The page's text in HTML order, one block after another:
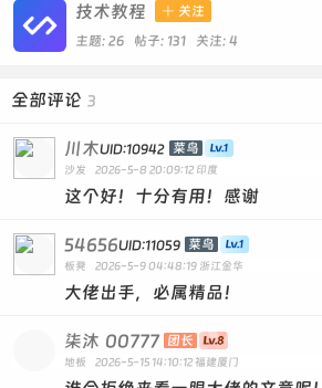
.tooltip__reference:focus:hover,
}
/* 提示气泡 */
.tooltip__popper {
position: absolute;
padding: 4px 6px;
z-index: 9999;
font-size: 12px;
color: #fff;
background: #303133;
技术教程  关注
主题: 26 帖子: 131 关注: 4
全部评论 3
川木UID:10942 菜鸟
沙发 2026-5-8 20:09:12 印度
这个好！十分有用！感谢
54656UID:11059 菜鸟
板凳 2026-5-9 04:48:19 浙江金华
大佬出手，必属精品！
柒沐 00777 团长
地板 2026-5-15 14:10:12 福建厦门